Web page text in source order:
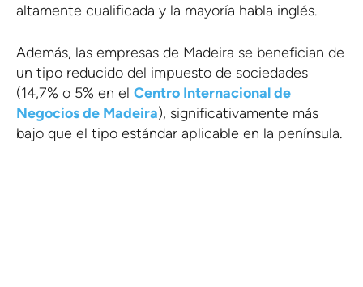
altamente cualificada y la mayoría habla inglés.
Además, las empresas de Madeira se benefician de
un tipo reducido del impuesto de sociedades
(14,7% o 5% en el Centro Internacional de
Negocios de Madeira), significativamente más
bajo que el tipo estándar aplicable en la península.